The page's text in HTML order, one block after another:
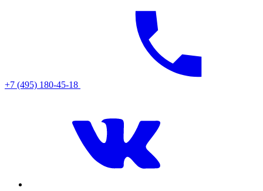
+7 (495) 180-45-18